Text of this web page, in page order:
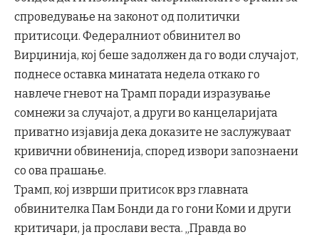
спроведување на законот од политички
притисоци. Федералниот обвинител во
Вирџинија, кој беше задолжен да го води случајот,
поднесе оставка минатата недела откако го
навлече гневот на Трамп поради изразување
сомнежи за случајот, а други во канцеларијата
приватно изјавија дека доказите не заслужуваат
кривични обвиненија, според извори запознаени
со ова прашање.
Трамп, кој изврши притисок врз главната
обвинителка Пам Бонди да го гони Коми и други
критичари, ја прослави веста. „Правда во